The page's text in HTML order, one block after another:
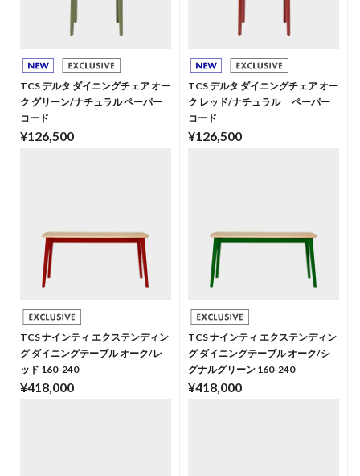
TCS デルタ ダイニングチェア オー
ク グリーン/ナチュラル ペーパー
コード
¥126,500
TCS デルタ ダイニングチェア オー
ク レッド/ナチュラル ペーパー
コード
¥126,500
TCS ナインティ エクステンディン
グ ダイニングテーブル オーク/レ
ッド 160-240
¥418,000
TCS ナインティ エクステンディン
グ ダイニングテーブル オーク/シ
グナルグリーン 160-240
¥418,000